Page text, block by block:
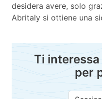
desidera avere, solo
Abritaly si ottiene una
Ti
per